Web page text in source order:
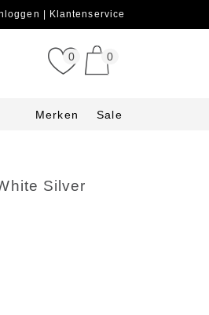
Klantenservice
0 0
Merken Sale
Silver